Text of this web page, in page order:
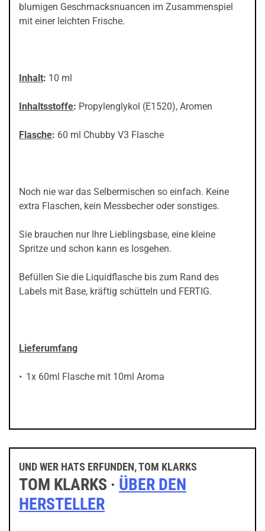
blumigen Geschmacksnuancen im Zusammenspiel
mit einer leichten Frische.
Inhalt: 10 ml
Inhaltsstoffe: Propylenglykol (E1520), Aromen
Flasche: 60 ml Chubby V3 Flasche
Noch nie war das Selbermischen so einfach. Keine
extra Flaschen, kein Messbecher oder sonstiges.
Sie brauchen nur Ihre Lieblingsbase, eine kleine
Spritze und schon kann es losgehen.
Befüllen Sie die Liquidflasche bis zum Rand des
Labels mit Base, kräftig schütteln und FERTIG.
Lieferumfang
1x 60ml Flasche mit 10ml Aroma
UND WER HATS ERFUNDEN, TOM KLARKS
TOM KLARKS · ÜBER DEN
HERSTELLER